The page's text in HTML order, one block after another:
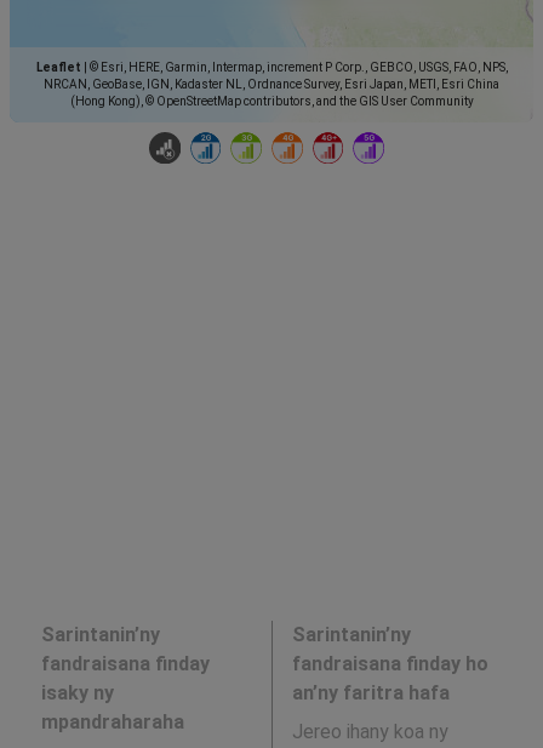
Leaflet
© Esri, HERE, Garmin, Intermap, increment P Corp., GEBCO, USGS, FAO, NPS,
NRCAN, GeoBase, IGN, Kadaster NL, Ordnance Survey, Esri Japan, METI, Esri China
(Hong Kong), © OpenStreetMap contributors, and the GIS User Community
Sarintanin’ny
fandraisana finday
isaky ny
mpandraharaha
Sarintanin’ny
fandraisana finday ho
an’ny faritra hafa
Jereo ihany koa ny